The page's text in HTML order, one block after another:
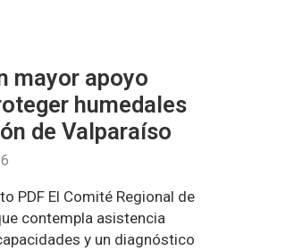
mayor apoyo
humedales
de Valparaíso
PDF El Comité Regional de
contempla asistencia
y un diagnóstico